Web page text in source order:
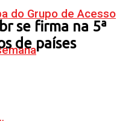
do Grupo de Acesso
se firma na 5ª
de países